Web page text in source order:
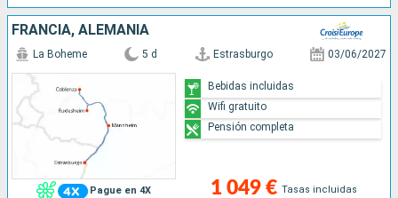
FRANCIA, ALEMANIA
Pague en 4X
La Boheme 5 d Estrasburgo 03/06/2027
1 049 € Tasas incluidas
Bebidas incluidas
Wifi gratuito
Pensión completa